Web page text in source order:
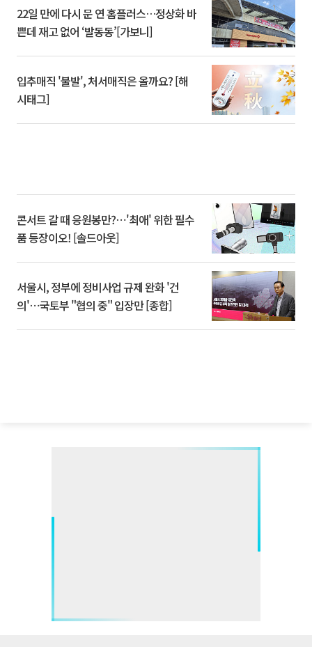
22일 만에 다시 문 연 홈플러스…정상화 바
쁜데 재고 없어 ‘발동동’[가보니]
입추매직 '불발', 처서매직은 올까요? [해
시태그]
콘서트 갈 때 응원봉만?⋯'최애' 위한 필수
품 등장이오! [솔드아웃]
서울시, 정부에 정비사업 규제 완화 '건
의'⋯국토부 "협의 중" 입장만 [종합]